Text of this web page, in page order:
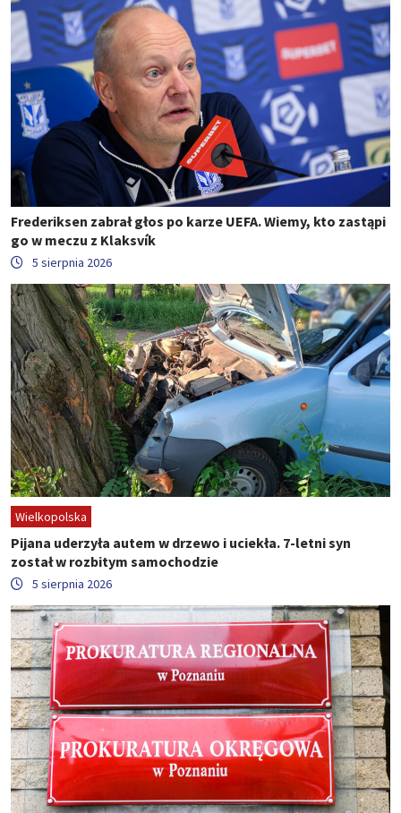
Frederiksen zabrał głos po karze UEFA. Wiemy, kto zastąpi
go w meczu z Klaksvík
5 sierpnia 2026
Wielkopolska
Pijana uderzyła autem w drzewo i uciekła. 7-letni syn
został w rozbitym samochodzie
5 sierpnia 2026